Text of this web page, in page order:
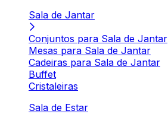
Sala de Jantar
Conjuntos para Sala de Jantar
Mesas para Sala de Jantar
Cadeiras para Sala de Jantar
Buffet
Cristaleiras
Sala de Estar